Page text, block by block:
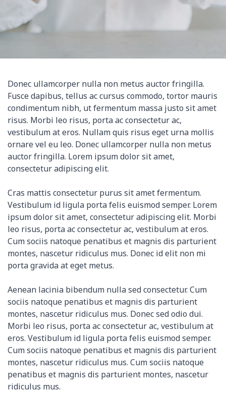
Donec ullamcorper nulla non metus auctor fringilla.
Fusce dapibus, tellus ac cursus commodo, tortor mauris
condimentum nibh, ut fermentum massa justo sit amet
risus. Morbi leo risus, porta ac consectetur ac,
vestibulum at eros. Nullam quis risus eget urna mollis
ornare vel eu leo. Donec ullamcorper nulla non metus
auctor fringilla. Lorem ipsum dolor sit amet,
consectetur adipiscing elit.
Cras mattis consectetur purus sit amet fermentum.
Vestibulum id ligula porta felis euismod semper. Lorem
ipsum dolor sit amet, consectetur adipiscing elit. Morbi
leo risus, porta ac consectetur ac, vestibulum at eros.
Cum sociis natoque penatibus et magnis dis parturient
montes, nascetur ridiculus mus. Donec id elit non mi
porta gravida at eget metus.
Aenean lacinia bibendum nulla sed consectetur. Cum
sociis natoque penatibus et magnis dis parturient
montes, nascetur ridiculus mus. Donec sed odio dui.
Morbi leo risus, porta ac consectetur ac, vestibulum at
eros. Vestibulum id ligula porta felis euismod semper.
Cum sociis natoque penatibus et magnis dis parturient
montes, nascetur ridiculus mus. Cum sociis natoque
penatibus et magnis dis parturient montes, nascetur
ridiculus mus.